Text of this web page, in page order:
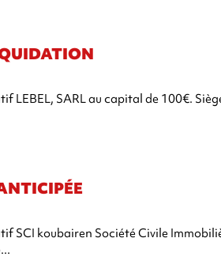
LEBEL, SARL au capital de 100€.
SCI koubairen Société Civile